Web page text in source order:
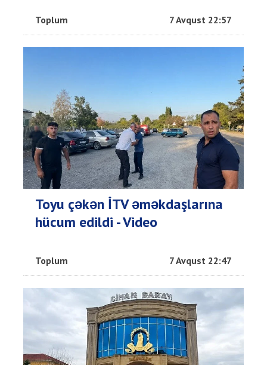
Toplum 7 Avqust 22:57
Toyu çəkən İTV əməkdaşlarına
hücum edildi - Video
Toplum 7 Avqust 22:47